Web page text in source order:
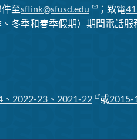
至sflink@sfusd.edu ；致電
、冬季和春季假期）期間電話服
2022-23、2021-22 或2015-